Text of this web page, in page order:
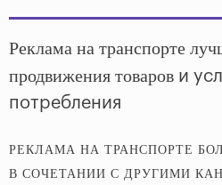
Реклама на транспорте
продвижения товаров и
потребления
РЕКЛАМА НА ТРАНСПОРТЕ
В СОЧЕТАНИИ С ДРУГИМИ